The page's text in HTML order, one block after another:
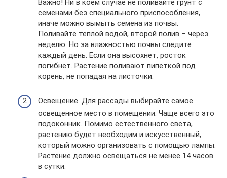
Важно! Ни в коем случае не поливайте грунт с
семенами без специального приспособления,
иначе можно вымыть семена из почвы.
Поливайте теплой водой, второй полив – через
неделю. Но за влажностью почвы следите
каждый день. Если она высохнет, росток
погибнет. Растение поливают пипеткой под
корень, не попадая на листочки.
Освещение. Для рассады выбирайте самое
освещенное место в помещении. Чаще всего это
подоконник. Помимо естественного света,
растению будет необходим и искусственный,
который можно организовать с помощью лампы.
Растение должно освещаться не менее 14 часов
в сутки.